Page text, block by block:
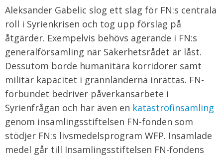
Aleksander Gabelic slog ett slag för FN:s centrala
roll i Syrienkrisen och tog upp förslag på
åtgärder. Exempelvis behövs agerande i FN:s
generalförsamling när Säkerhetsrådet är låst.
Dessutom borde humanitära korridorer samt
militär kapacitet i grannländerna inrättas. FN-
förbundet bedriver påverkansarbete i
Syrienfrågan och har även en katastrofinsamling
genom insamlingsstiftelsen FN-fonden som
stödjer FN:s livsmedelsprogram WFP. Insamlade
medel går till Insamlingsstiftelsen FN-fondens